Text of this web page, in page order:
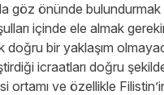
göz önünde
içinde ele almak
doğru bir yaklaşım
icraatları doğru
ve özellikle